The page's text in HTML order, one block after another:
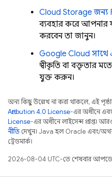
Cloud Storage জন্য
ব্যবহার করে আপনার
করবেন তা জানুন।
Google Cloud
স্বীকৃতি বা বক্তৃতার
যুক্ত করুন।
অন্য কিছু উল্লেখ না করা থাকলে, এই
Attribution 4.0 License-এর অধীনে
License-এর অধীনে লাইসেন্স প্রাপ্ত।
নীতি দেখুন। Java হল Oracle এবং/অথবা
ট্রেডমার্ক।
2026-08-04 UTC-তে শেষবার